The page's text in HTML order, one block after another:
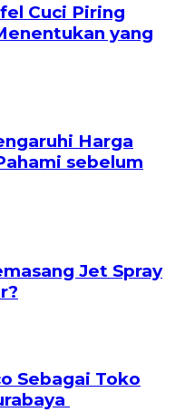
Cuci Piring
yang
Harga
sebelum
Jet Spray
Sebagai Toko